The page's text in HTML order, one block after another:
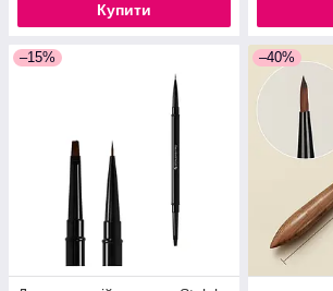
Купити
–15% –40%